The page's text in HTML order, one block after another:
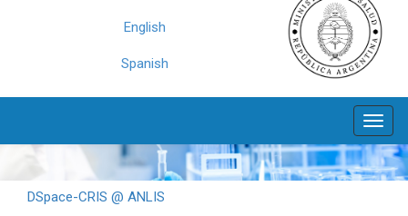
English
Spanish
DSpace-CRIS @ ANLIS